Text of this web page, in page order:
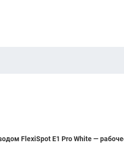
FlexiSpot E1 Pro White —